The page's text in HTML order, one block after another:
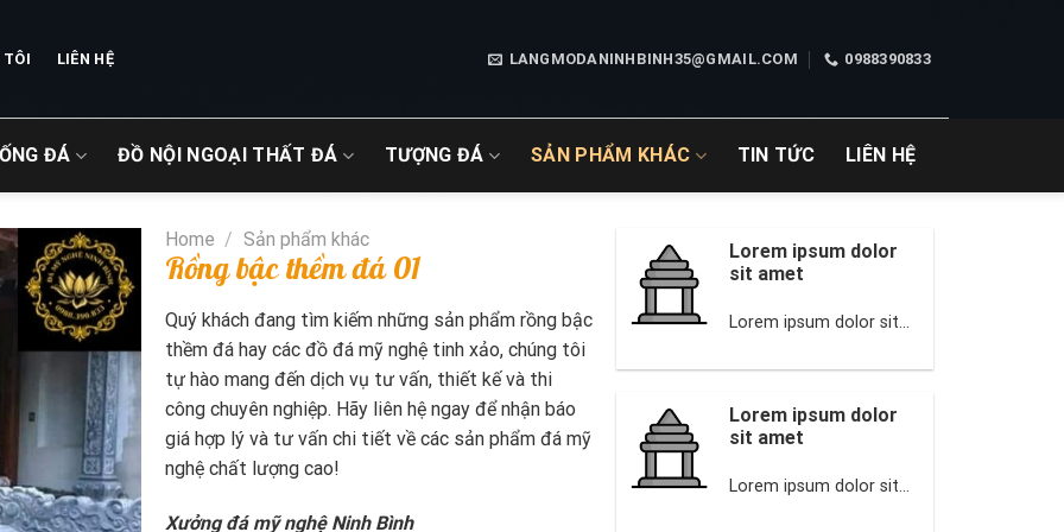
TÔI LIÊN HỆ LANGMODANINHBINH35@GMAIL.COM 0988390833
ĐÁ ĐỒ NỘI NGOẠI THẤT ĐÁ TƯỢNG ĐÁ SẢN PHẨM KHÁC TIN TỨC LIÊN HỆ
Home / Sản phẩm khác
Rồng bậc thềm đá 01
Quý khách đang tìm kiếm những sản phẩm rồng bậc
thềm đá hay các đồ đá mỹ nghệ tinh xảo, chúng tôi
tự hào mang đến dịch vụ tư vấn, thiết kế và thi
công chuyên nghiệp. Hãy liên hệ ngay để nhận báo
giá hợp lý và tư vấn chi tiết về các sản phẩm đá mỹ
nghệ chất lượng cao!
Xưởng đá mỹ nghệ Ninh Bình
Lorem ipsum dolor
sit amet
Lorem ipsum dolor sit...
Lorem ipsum dolor
sit amet
Lorem ipsum dolor sit...